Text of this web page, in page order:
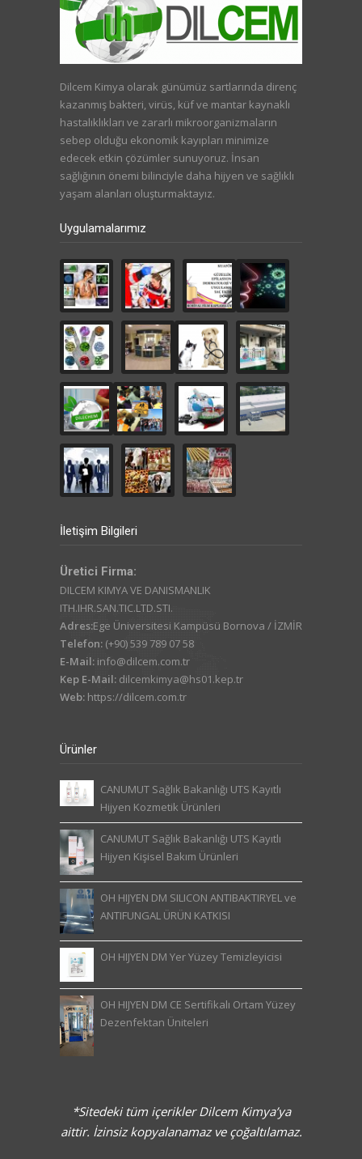
Dilcem Kimya olarak günümüz sartlarında direnç
kazanmış bakteri, virüs, küf ve mantar kaynaklı
hastalıklıkları ve zararlı mikroorganizmaların
sebep olduğu ekonomik kayıpları minimize
edecek etkin çözümler sunuyoruz. İnsan
sağlığının önemi bilinciyle daha hijyen ve sağlıklı
yaşam alanları oluşturmaktayız.
Uygulamalarımız
İletişim Bilgileri
Üretici Firma:
DILCEM KIMYA VE DANISMANLIK
ITH.IHR.SAN.TIC.LTD.STI.
Adres:Ege Üniversitesi Kampüsü Bornova / İZMİR
Telefon: (+90) 539 789 07 58
E-Mail: info@dilcem.com.tr
Kep E-Mail: dilcemkimya@hs01.kep.tr
Web: https://dilcem.com.tr
Ürünler
CANUMUT Sağlık Bakanlığı UTS Kayıtlı
Hijyen Kozmetik Ürünleri
CANUMUT Sağlık Bakanlığı UTS Kayıtlı
Hijyen Kişisel Bakım Ürünleri
OH HIJYEN DM SILICON ANTIBAKTIRYEL ve
ANTIFUNGAL ÜRÜN KATKISI
OH HIJYEN DM Yer Yüzey Temizleyicisi
OH HIJYEN DM CE Sertifikalı Ortam Yüzey
Dezenfektan Üniteleri
*Sitedeki tüm içerikler Dilcem Kimya’ya
aittir. İzinsiz kopyalanamaz ve çoğaltılamaz.